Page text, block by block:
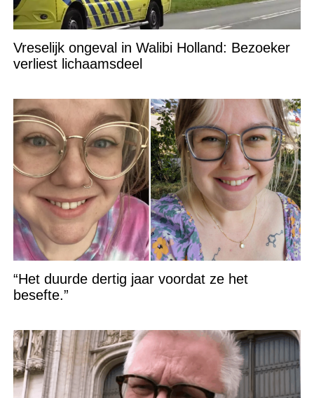
Vreselijk ongeval in Walibi Holland: Bezoeker
verliest lichaamsdeel
“Het duurde dertig jaar voordat ze het
besefte.”